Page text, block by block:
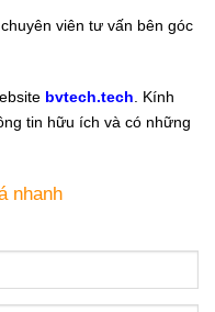
viên tư vấn bên góc
bvtech.tech . Kính
tin hữu ích và có những
nhanh